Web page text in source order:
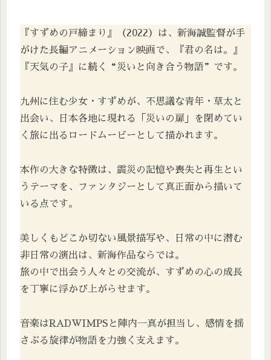
『すずめの戸締まり』（2022）は、新海誠監督が手
がけた長編アニメーション映画で、『君の名は。』
『天気の子』に続く“災いと向き合う物語”です。
九州に住む少女・すずめが、不思議な青年・草太と
出会い、日本各地に現れる「災いの扉」を閉めてい
く旅に出るロードムービーとして描かれます。
本作の大きな特徴は、震災の記憶や喪失と再生とい
うテーマを、ファンタジーとして真正面から描いて
いる点です。
美しくもどこか切ない風景描写や、日常の中に潜む
非日常の演出は、新海作品ならでは。
旅の中で出会う人々との交流が、すずめの心の成長
を丁寧に浮かび上がらせます。
音楽はRADWIMPSと陣内一真が担当し、感情を揺
さぶる旋律が物語を力強く支えます。